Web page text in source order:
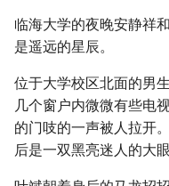
临海大学的夜晚安静祥
是遥远的星辰。
位于大学校区北面的男
几个窗户内微微有些电
的门吱的一声被人拉开
后是一双黑亮迷人的大眼